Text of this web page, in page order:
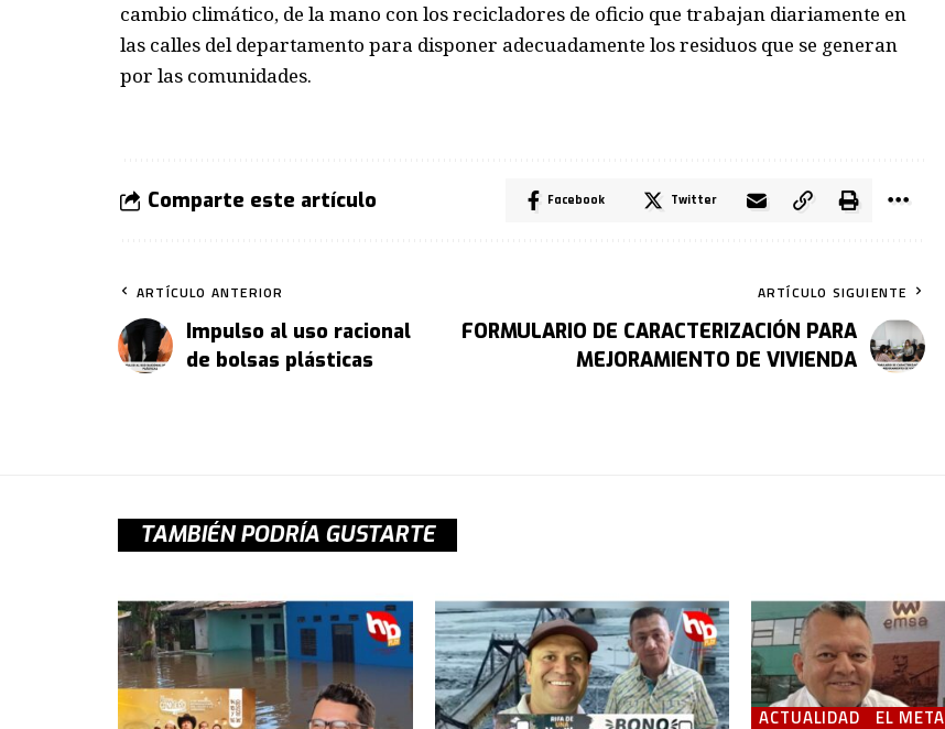
cambio climático, de la mano con los recicladores de oficio que trabajan diariamente en
las calles del departamento para disponer adecuadamente los residuos que se generan
por las comunidades.
Comparte este artículo Facebook Twitter
ARTÍCULO ANTERIOR
Impulso al uso racional
de bolsas plásticas
ARTÍCULO SIGUIENTE
FORMULARIO DE CARACTERIZACIÓN PARA
MEJORAMIENTO DE VIVIENDA
TAMBIÉN PODRÍA GUSTARTE
ACTUALIDAD EL META